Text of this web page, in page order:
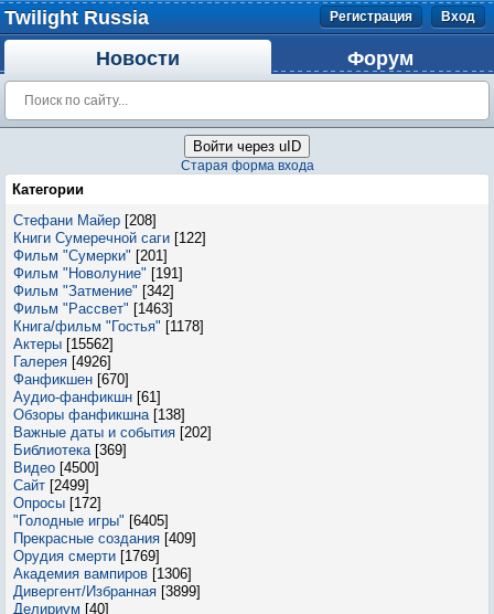
Twilight Russia Регистрация Вход
Новости Форум
Войти через uID
Старая форма входа
Категории
Стефани Майер [208]
Книги Сумеречной саги [122]
Фильм "Сумерки" [201]
Фильм "Новолуние" [191]
Фильм "Затмение" [342]
Фильм "Рассвет" [1463]
Книга/фильм "Гостья" [1178]
Актеры [15562]
Галерея [4926]
Фанфикшен [670]
Аудио-фанфикшн [61]
Обзоры фанфикшна [138]
Важные даты и события [202]
Библиотека [369]
Видео [4500]
Сайт [2499]
Опросы [172]
"Голодные игры" [6405]
Прекрасные создания [409]
Орудия смерти [1769]
Академия вампиров [1306]
Дивергент/Избранная [3899]
Делириум [40]